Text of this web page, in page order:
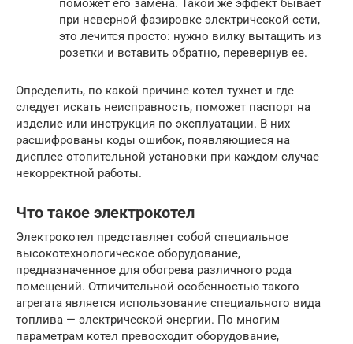
поможет его замена. Такой же эффект бывает
при неверной фазировке электрической сети,
это лечится просто: нужно вилку вытащить из
розетки и вставить обратно, перевернув ее.
Определить, по какой причине котел тухнет и где
следует искать неисправность, поможет паспорт на
изделие или инструкция по эксплуатации. В них
расшифрованы коды ошибок, появляющиеся на
дисплее отопительной установки при каждом случае
некорректной работы.
Что такое электрокотел
Электрокотел представляет собой специальное
высокотехнологическое оборудование,
предназначенное для обогрева различного рода
помещений. Отличительной особенностью такого
агрегата является использование специального вида
топлива — электрической энергии. По многим
параметрам котел превосходит оборудование,